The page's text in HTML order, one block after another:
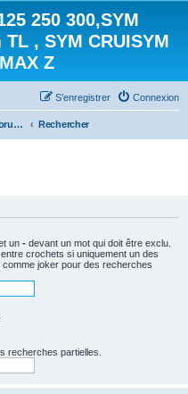
250 300,SYM
, SYM CRUISYM
Z
Connexion
S’enregistrer
Bienvenue sur le forum des scooters de la gamme SYM Rechercher
un - devant un mot qui doit être exclu.
entre crochets si uniquement un des
joker pour des recherches
recherches partielles.